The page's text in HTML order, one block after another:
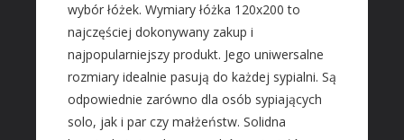
Placówki Edukacyjne
Kursy Językowe
Konferencje, Sale Szkoleniowe
Kursy i Szkolenia
SPRZEDAŻ INTERNTOWA
wybór łóżek. Wymiary łóżka 120x200 to
najczęściej dokonywany zakup i
najpopularniejszy produkt. Jego uniwersalne
rozmiary idealnie pasują do każdej sypialni. Są
odpowiednie zarówno dla osób sypiających
solo, jak i par czy małżeństw. Solidna